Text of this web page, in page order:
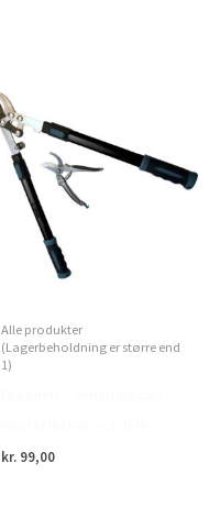
Alle produkter
(Lagerbeholdning er større end
1)
kr. 99,00